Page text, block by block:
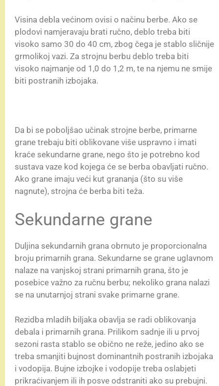
Visina debla većinom ovisi o načinu berbe. Ako se
plodovi namjeravaju brati ručno, deblo treba biti
visoko samo 30 do 40 cm, zbog čega je stablo sličnije
grmolikoj vazi. Za strojnu berbu deblo treba biti
visoko najmanje od 1,0 do 1,2 m, te na njemu ne smije
biti postranih izbojaka.
Da bi se poboljšao učinak strojne berbe, primarne
grane trebaju biti oblikovane više uspravno i imati
kraće sekundarne grane, nego što je potrebno kod
sustava vaze kod kojega će se berba obavljati ručno.
Ako grane imaju veći kut grananja (što su više
nagnute), strojna će berba biti teža.
Sekundarne grane
Duljina sekundarnih grana obrnuto je proporcionalna
broju primarnih grana. Sekundarne se grane uglavnom
nalaze na vanjskoj strani primarnih grana, što je
posebice važno za ručnu berbu; nekoliko grana nalazi
se na unutarnjoj strani svake primarne grane.
Rezidba mladih biljaka obavlja se radi oblikovanja
debala i primarnih grana. Prilikom sadnje ili u prvoj
sezoni rasta stablo se obično ne reže, jedino ako se
treba smanjiti bujnost dominantnih postranih izbojaka
i vodopija. Bujne izbojke i vodopije treba oslabjeti
prikraćivanjem ili ih posve odstraniti ako su prebujni.